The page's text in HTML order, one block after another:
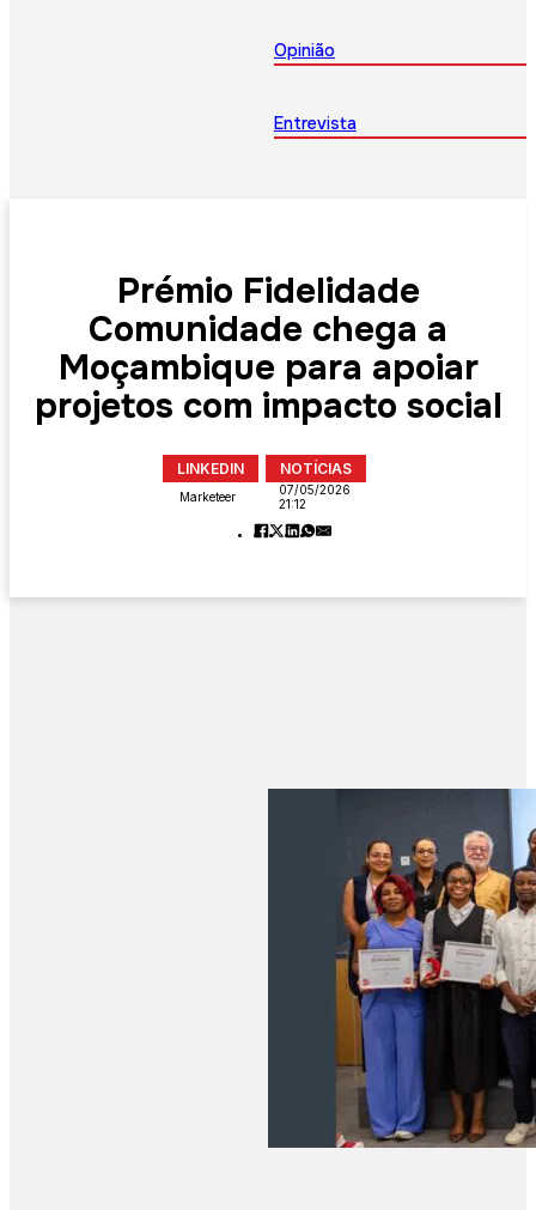
Opinião
Entrevista
Prémio Fidelidade
Comunidade chega a
Moçambique para apoiar
projetos com impacto social
LINKEDIN NOTÍCIAS
Marketeer
07/05/2026
21:12